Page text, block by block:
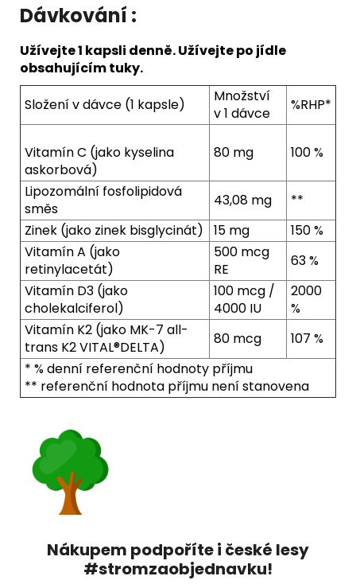
Dávkování :
Užívejte 1 kapsli denně. Užívejte po jídle
obsahujícím tuky.
Složení v dávce (1 kapsle)
Množství
v 1 dávce
%RHP*
Vitamín C (jako kyselina
askorbová)
80 mg 100 %
Lipozomální fosfolipidová
směs
43,08 mg
**
Zinek (jako zinek bisglycinát)
15 mg
150 %
Vitamín A (jako
retinylacetát)
500 mcg
RE
63 %
Vitamín D3 (jako
cholekalciferol)
100 mcg /
4000 IU
2000
%
Vitamín K2 (jako MK-7 all-
trans K2 VITAL®DELTA)
80 mcg
107 %
* % denní referenční hodnoty příjmu
** referenční hodnota příjmu není stanovena
Nákupem podpoříte i české lesy
#stromzaobjednavku!